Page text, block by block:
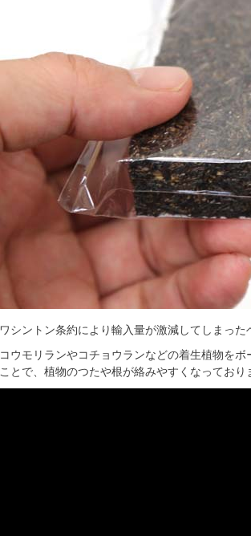
ワシントン条約により輸入量が激減してしまっ
コウモリランやコチョウランなどの着生植物を
ことで、植物のつたや根が絡みやすくなってお